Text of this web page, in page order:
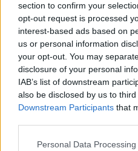
section to confirm your
opt-out request is processed
interest-based ads based on
us or personal information
your opt-out. You may
disclosure of your personal
IAB’s list of downstream
also be disclosed by us to
Downstream Participants that
Personal Data
In tema di qualità dell’aria, si
“domeniche ecologiche” stabilite
integrato: dalle 8:30 alle 18:30
circolazione per tutti i veicoli “pre
ciclomotori e motocicli), tutti
gasolio “euro 2” ed “euro 3”.
Provinciale 413, tangenziale “12